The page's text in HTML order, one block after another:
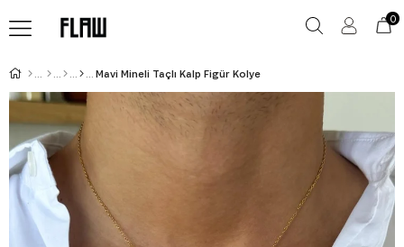
0
Mavi Mineli Taçlı Kalp Figür Kolye